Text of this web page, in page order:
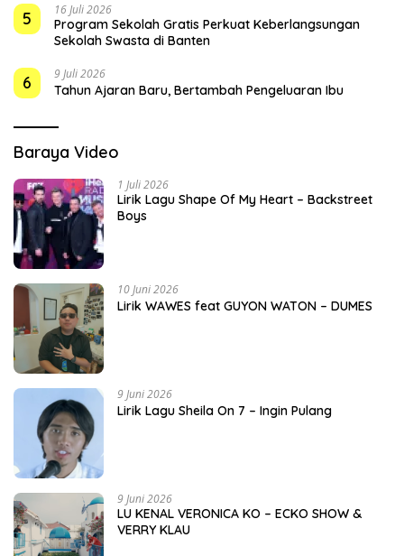
5 16 Juli 2026
Program Sekolah Gratis Perkuat Keberlangsungan
Sekolah Swasta di Banten
6 9 Juli 2026
Tahun Ajaran Baru, Bertambah Pengeluaran Ibu
Baraya Video
1 Juli 2026
Lirik Lagu Shape Of My Heart – Backstreet
Boys
10 Juni 2026
Lirik WAWES feat GUYON WATON – DUMES
9 Juni 2026
Lirik Lagu Sheila On 7 – Ingin Pulang
9 Juni 2026
LU KENAL VERONICA KO – ECKO SHOW &
VERRY KLAU